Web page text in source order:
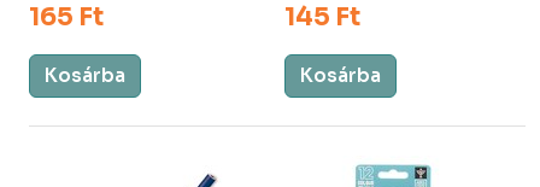
165 Ft
Kosárba
145 Ft
Kosárba